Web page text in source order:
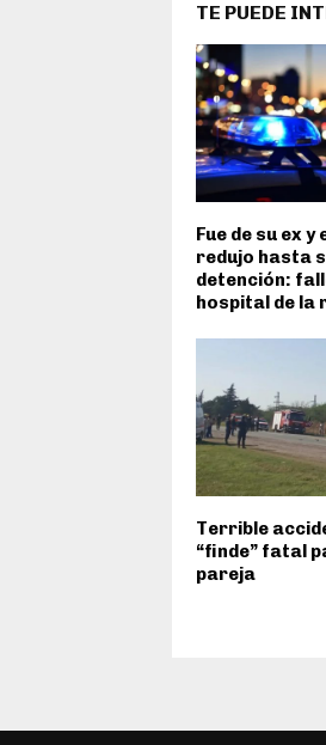
TE PUEDE
Fue de su ex y
redujo hasta
detención:
hospital de la
Terrible
“finde” fatal
pareja